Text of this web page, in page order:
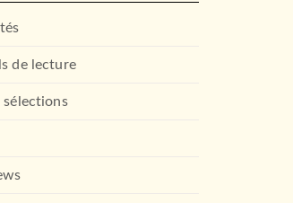
de lecture
sélections